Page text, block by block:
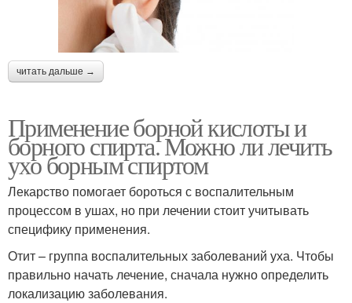
читать дальше →
Применение борной кислоты и
борного спирта. Можно ли лечить
ухо борным спиртом
Лекарство помогает бороться с воспалительным
процессом в ушах, но при лечении стоит учитывать
специфику применения.
Отит – группа воспалительных заболеваний уха. Чтобы
правильно начать лечение, сначала нужно определить
локализацию заболевания.